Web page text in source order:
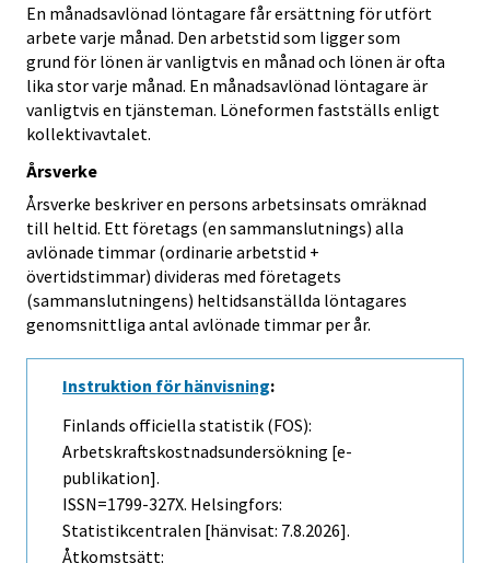
En månadsavlönad löntagare får ersättning för utfört
arbete varje månad. Den arbetstid som ligger som
grund för lönen är vanligtvis en månad och lönen är ofta
lika stor varje månad. En månadsavlönad löntagare är
vanligtvis en tjänsteman. Löneformen fastställs enligt
kollektivavtalet.
Årsverke
Årsverke beskriver en persons arbetsinsats omräknad
till heltid. Ett företags (en sammanslutnings) alla
avlönade timmar (ordinarie arbetstid +
övertidstimmar) divideras med företagets
(sammanslutningens) heltidsanställda löntagares
genomsnittliga antal avlönade timmar per år.
Instruktion för hänvisning:
Finlands officiella statistik (FOS):
Arbetskraftskostnadsundersökning [e-
publikation].
ISSN=1799-327X. Helsingfors:
Statistikcentralen [hänvisat: 7.8.2026].
Åtkomstsätt: